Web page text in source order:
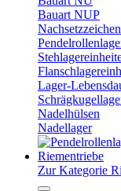
Bauart NUP
Lager-
Nadelhülsen
Nadellager
Riementriebe
Zur Kategorie